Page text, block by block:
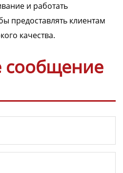
и работать
предоставлять клиентам
качества.
сообщение